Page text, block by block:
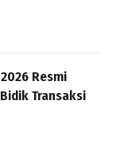
Resmi
Transaksi